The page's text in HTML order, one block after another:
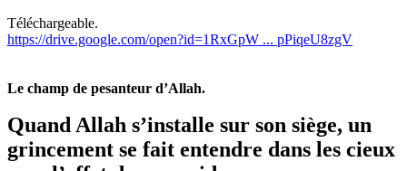
Téléchargeable.
https://drive.google.com/open?id=1RxGpW ... pPiqeU8zgV
Le champ de pesanteur d’Allah.
Quand Allah s’installe sur son siège, un
grincement se fait entendre dans les cieux